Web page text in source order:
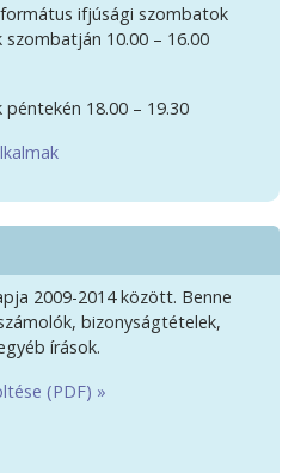
ifjúsági szombatok
10.00 – 16.00
18.00 – 19.30
2009-2014 között. Benne
bizonyságtételek,
írások.
(PDF) »